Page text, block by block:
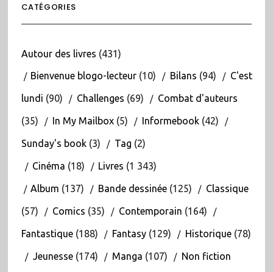
CATÉGORIES
Autour des livres (431)
Bienvenue blogo-lecteur(10) Bilans (94) C'est
lundi (90) Challenges (69) Combat d'auteurs
(35) In My Mailbox(5) Informebook(42)
Sunday's book(3) Tag (2)
Cinéma (18) Livres (1 343)
Album (137) Bande dessinée(125) Classique
(57) Comics (35) Contemporain (164)
Fantastique(188) Fantasy(129) Historique(78)
Jeunesse(174) Manga (107) Non fiction